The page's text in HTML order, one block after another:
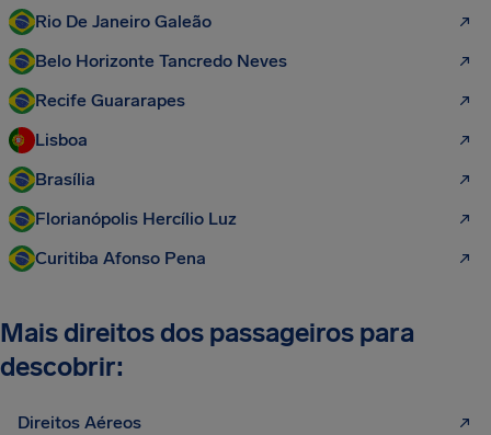
Rio De Janeiro Galeão
Belo Horizonte Tancredo Neves
Recife Guararapes
Lisboa
Brasília
Florianópolis Hercílio Luz
Curitiba Afonso Pena
Mais direitos dos passageiros para
descobrir:
Direitos Aéreos